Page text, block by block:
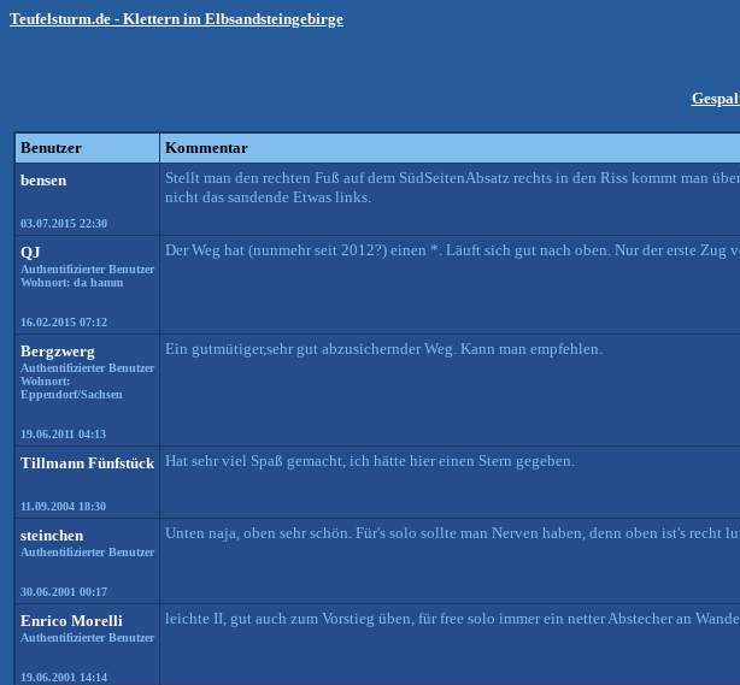
Teufelsturm.de - Klettern im Elbsandsteingebirge
Benutzer Kommentar
bensen
03.07.2015 22:30
Stellt man den rechten Fuß auf dem SüdSeitenAbsatz rechts in den Riss kommt man
nicht das sandende Etwas links.
QJ
Authentifizierter Benutzer
Wohnort: da hamm
16.02.2015 07:12
Der Weg hat (nunmehr seit 2012?) einen *. Läuft sich gut nach oben. Nur der erste
Bergzwerg
Authentifizierter Benutzer
Wohnort:
Eppendorf/Sachsen
19.06.2011 04:13
Ein gutmütiger,sehr gut abzusichernder Weg. Kann man empfehlen.
Tillmann Fünfstück
11.09.2004 18:30
Hat sehr viel Spaß gemacht, ich hätte hier einen Stern gegeben.
steinchen
Authentifizierter Benutzer
30.06.2001 00:17
Unten naja, oben sehr schön. Für's solo sollte man Nerven haben, denn oben ist's recht
Enrico Morelli
Authentifizierter Benutzer
19.06.2001 14:14
leichte II, gut auch zum Vorstieg üben, für free solo immer ein netter Abstecher an